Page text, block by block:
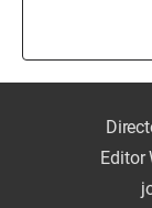
Editor